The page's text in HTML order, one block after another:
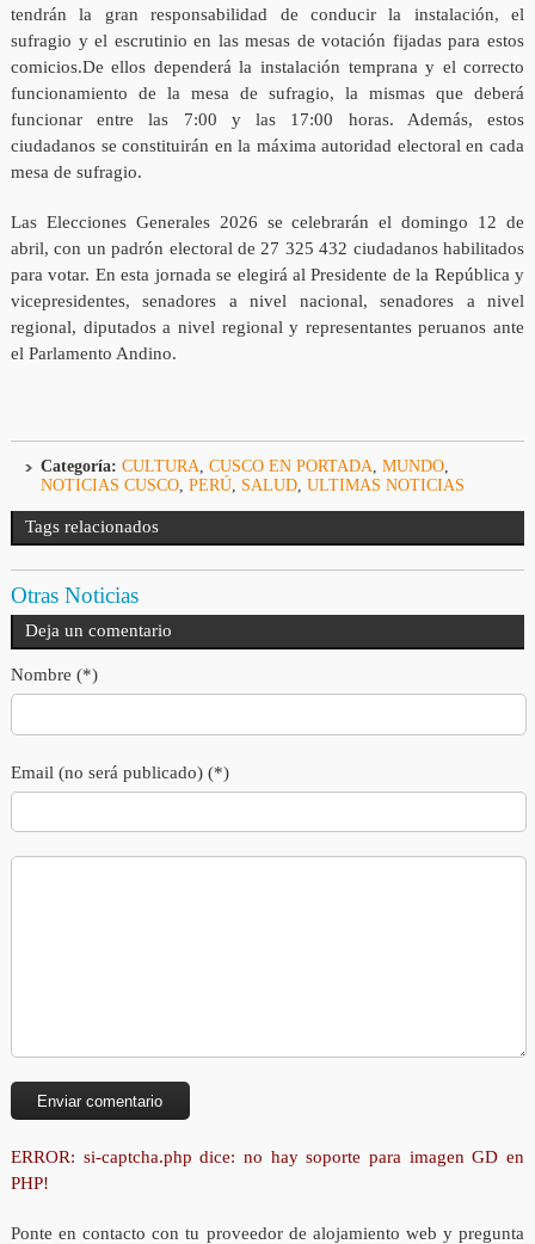
tendrán la gran responsabilidad de conducir la instalación, el
sufragio y el escrutinio en las mesas de votación fijadas para estos
comicios.De ellos dependerá la instalación temprana y el correcto
funcionamiento de la mesa de sufragio, la mismas que deberá
funcionar entre las 7:00 y las 17:00 horas. Además, estos
ciudadanos se constituirán en la máxima autoridad electoral en cada
mesa de sufragio.
Las Elecciones Generales 2026 se celebrarán el domingo 12 de
abril, con un padrón electoral de 27 325 432 ciudadanos habilitados
para votar. En esta jornada se elegirá al Presidente de la República y
vicepresidentes, senadores a nivel nacional, senadores a nivel
regional, diputados a nivel regional y representantes peruanos ante
el Parlamento Andino.
Categoría: CULTURA, CUSCO EN PORTADA, MUNDO,
NOTICIAS CUSCO, PERÚ, SALUD, ULTIMAS NOTICIAS
Tags relacionados
Otras Noticias
Deja un comentario
Nombre (*)
Email (no será publicado) (*)
ERROR: si-captcha.php dice: no hay soporte para imagen GD en
PHP!
Ponte en contacto con tu proveedor de alojamiento web y pregunta